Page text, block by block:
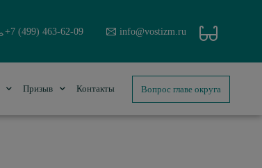
+7 (499) 463-62-09 info@vostizm.ru
Призыв Контакты Вопрос главе округа